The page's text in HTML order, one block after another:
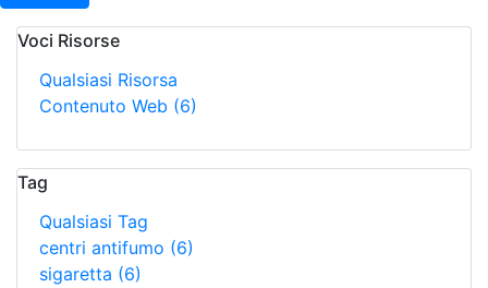
Voci Risorse
Qualsiasi Risorsa
Contenuto Web (6)
Tag
Qualsiasi Tag
centri antifumo (6)
sigaretta (6)